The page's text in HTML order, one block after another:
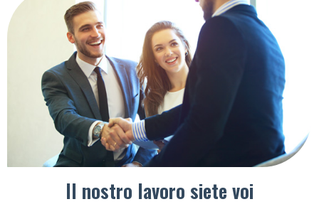
Il nostro lavoro siete voi